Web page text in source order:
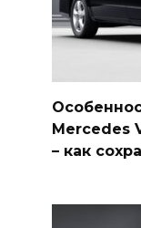
Mercedes
– как